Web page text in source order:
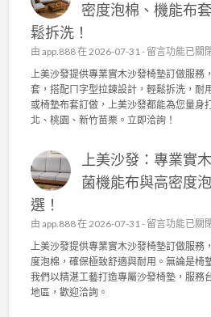
高
茶
發
的
品
質
持
茶
日
常
管
理
，
密度泡棉、機能布
鬆拆洗！
由 app.888在 2026-07-31 - 在
〈
上
美
沙
發
專
業
實
沙
椅
墊
訂
留言功能已關
上美沙發提供專業實木沙發椅墊訂做服務
套，搭配ㄇ字型拉鍊設計，輕鬆拆洗，耐
或椅墊布套訂做，上美沙發都能為您量身
北、桃園、新竹苗栗。立即洽詢！
上美沙發：專業實
菌機能布與高密度
選！
由 app.888在 2026-07-31 - 在
〈
上
美
沙
留言功能已關
上美沙發提供專業實木沙發椅墊訂做服務
度泡棉，確保極致舒適與耐用。無論是椅
我們以精湛工藝打造專屬沙發椅墊，服務
地區，歡迎洽詢。